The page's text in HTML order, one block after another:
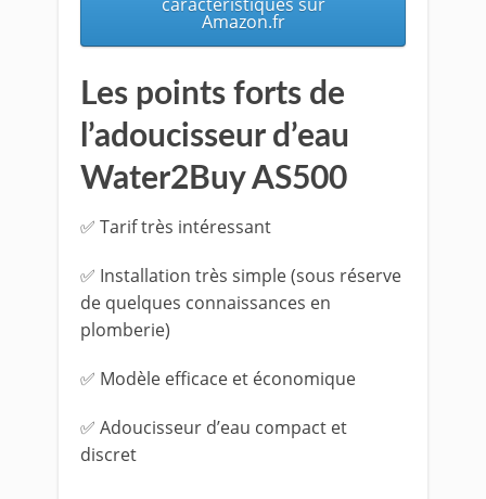
caractéristiques sur
Amazon.fr
Les points forts de
l’adoucisseur d’eau
Water2Buy AS500
✅ Tarif très intéressant
✅ Installation très simple (sous réserve
de quelques connaissances en
plomberie)
✅ Modèle efficace et économique
✅ Adoucisseur d’eau compact et
discret